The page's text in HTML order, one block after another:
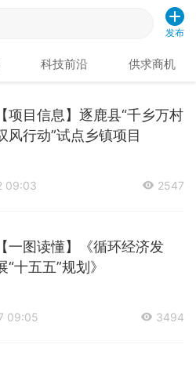
发布
科技前沿 供求商机
【项目信息】逐鹿县“千乡万村
风行动”试点乡镇项目
09:03 2547
【一图读懂】《循环经济发
“十五五”规划》
09:05 3494